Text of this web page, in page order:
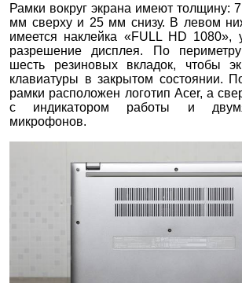
Рамки вокруг экрана имеют толщину:
мм сверху и 25 мм снизу. В левом
имеется наклейка «FULL HD 1080»,
разрешение дисплея. По
шесть резиновых вкладок, чтобы
клавиатуры в закрытом состоянии.
рамки расположен логотип Acer, а
с индикатором работы и
микрофонов.